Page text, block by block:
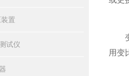
置
试仪
变
用变